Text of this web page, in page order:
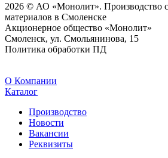
2026 © АО «Монолит». Производство
материалов в Смоленске
Акционерное общество «Монолит»
Смоленск, ул. Смольянинова, 15
Политика обработки ПД
O Компании
Каталог
Производство
Новости
Вакансии
Реквизиты